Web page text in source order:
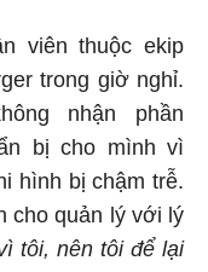
viên thuộc ekip
trong giờ nghỉ.
nhận phần
bị cho mình vì
hình bị chậm trễ.
cho quản lý với lý
tôi, nên tôi để lại